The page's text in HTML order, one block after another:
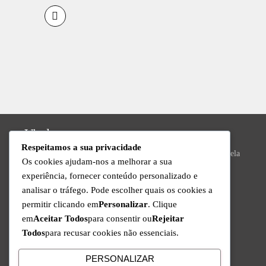
Vizela
Praça do Município Bloco 8, Loja 43, N.º 392, 4815-013 Vizela
Valongo
R. da Ivanta, Nº 30, 4440-559 Valongo
Technical Support
Available from Monday to Friday since 9am to 6pm
+351 220 434 888
Respeitamos a sua privacidade
Os cookies ajudam-nos a melhorar a sua
experiência, fornecer conteúdo personalizado e
analisar o tráfego. Pode escolher quais os cookies a
permitir clicando emPersonalizar. Clique
emAceitar Todospara consentir ouRejeitar
Todospara recusar cookies não essenciais.
PERSONALIZAR